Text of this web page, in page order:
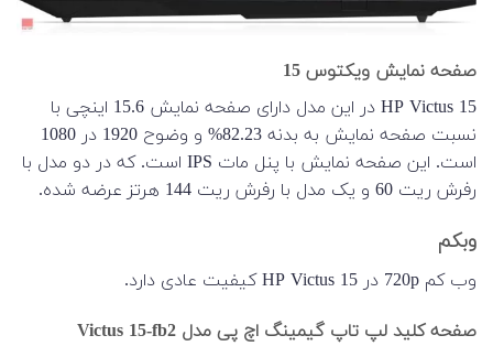
صفحه نمایش ویکتوس 15
HP Victus 15 در این مدل دارای صفحه نمایش 15.6 اینچی با
نسبت صفحه نمایش به بدنه 82.23% و وضوح 1920 در 1080
است. این صفحه نمایش با پنل مات IPS است. که در دو مدل با
رفرش ریت 60 و یک مدل با رفرش ریت 144 هرتز عرضه شده.
وبکم
وب کم 720p در HP Victus 15 کیفیت عادی دارد.
صفحه کلید لپ تاپ گیمینگ اچ پی مدل Victus 15-fb2